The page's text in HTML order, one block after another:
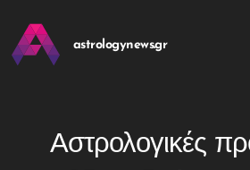
astrologynews.gr
Αστρολογικές